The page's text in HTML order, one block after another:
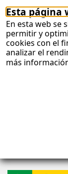
Esta página
En esta web se
permitir y
cookies con el
analizar el
más